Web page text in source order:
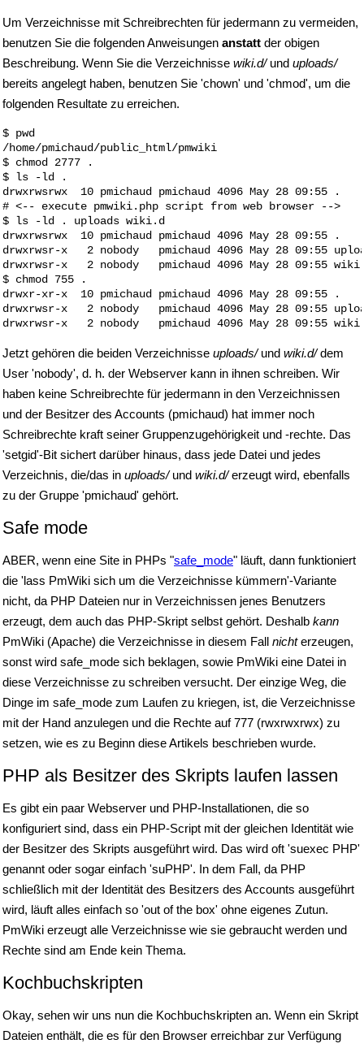
Um Verzeichnisse mit Schreibrechten für jedermann zu vermeiden,
benutzen Sie die folgenden Anweisungen anstatt der obigen
Beschreibung. Wenn Sie die Verzeichnisse wiki.d/und uploads/
bereits angelegt haben, benutzen Sie 'chown' und 'chmod', um die
folgenden Resultate zu erreichen.
$ pwd
/home/pmichaud/public_html/pmwiki
$ chmod 2777 .
$ ls -ld .
drwxrwsrwx  10 pmichaud pmichaud 4096 May 28 09:55 .
# <-- execute pmwiki.php script from web browser -->
$ ls -ld . uploads wiki.d
drwxrwsrwx  10 pmichaud pmichaud 4096 May 28 09:55 .
drwxrwsr-x   2 nobody   pmichaud 4096 May 28 09:55
drwxrwsr-x   2 nobody   pmichaud 4096 May 28 09:55
$ chmod 755 .
drwxr-xr-x  10 pmichaud pmichaud 4096 May 28 09:55 .
drwxrwsr-x   2 nobody   pmichaud 4096 May 28 09:55
Jetzt gehören die beiden Verzeichnisse uploads/und wiki.d/dem
User 'nobody', d. h. der Webserver kann in ihnen schreiben. Wir
haben keine Schreibrechte für jedermann in den Verzeichnissen
und der Besitzer des Accounts (pmichaud) hat immer noch
Schreibrechte kraft seiner Gruppenzugehörigkeit und -rechte. Das
'setgid'-Bit sichert darüber hinaus, dass jede Datei und jedes
Verzeichnis, die/das in uploads/und wiki.d/erzeugt wird, ebenfalls
zu der Gruppe 'pmichaud' gehört.
Safe mode
ABER, wenn eine Site in PHPs "safe_mode" läuft, dann funktioniert
die 'lass PmWiki sich um die Verzeichnisse kümmern'-Variante
nicht, da PHP Dateien nur in Verzeichnissen jenes Benutzers
erzeugt, dem auch das PHP-Skript selbst gehört. Deshalb kann
PmWiki (Apache) die Verzeichnisse in diesem Fall nichterzeugen,
sonst wird safe_mode sich beklagen, sowie PmWiki eine Datei in
diese Verzeichnisse zu schreiben versucht. Der einzige Weg, die
Dinge im safe_mode zum Laufen zu kriegen, ist, die Verzeichnisse
mit der Hand anzulegen und die Rechte auf 777 (rwxrwxrwx) zu
setzen, wie es zu Beginn diese Artikels beschrieben wurde.
PHP als Besitzer des Skripts laufen lassen
Es gibt ein paar Webserver und PHP-Installationen, die so
konfiguriert sind, dass ein PHP-Script mit der gleichen Identität wie
der Besitzer des Skripts ausgeführt wird. Das wird oft 'suexec PHP'
genannt oder sogar einfach 'suPHP'. In dem Fall, da PHP
schließlich mit der Identität des Besitzers des Accounts ausgeführt
wird, läuft alles einfach so 'out of the box' ohne eigenes Zutun.
PmWiki erzeugt alle Verzeichnisse wie sie gebraucht werden und
Rechte sind am Ende kein Thema.
Kochbuchskripten
Okay, sehen wir uns nun die Kochbuchskripten an. Wenn ein Skript
Dateien enthält, die es für den Browser erreichbar zur Verfügung